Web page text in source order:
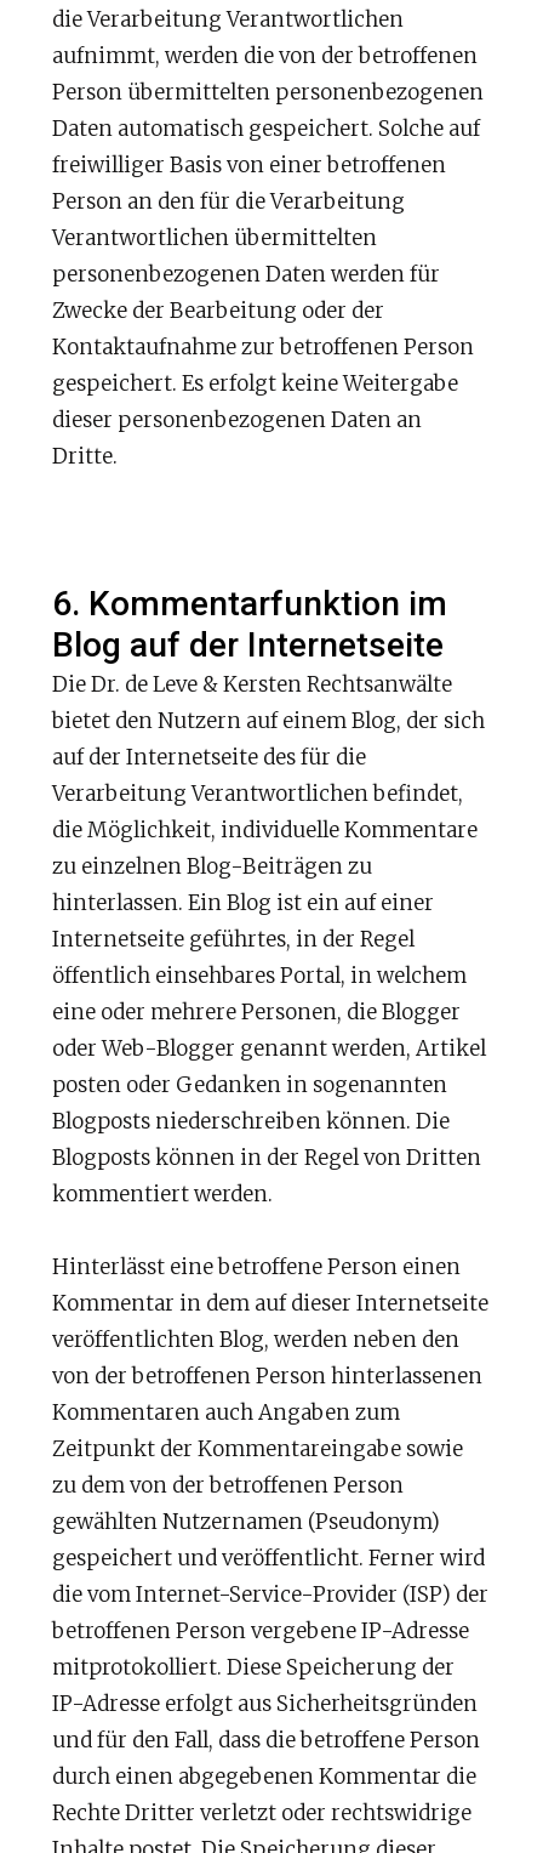
WhatsApp Jetzt Anrufen
die Verarbeitung Verantwortlichen
aufnimmt, werden die von der betroffenen
Person übermittelten personenbezogenen
Daten automatisch gespeichert. Solche auf
freiwilliger Basis von einer betroffenen
Person an den für die Verarbeitung
Verantwortlichen übermittelten
personenbezogenen Daten werden für
Zwecke der Bearbeitung oder der
Kontaktaufnahme zur betroffenen Person
gespeichert. Es erfolgt keine Weitergabe
dieser personenbezogenen Daten an
Dritte.
6. Kommentarfunktion im
Blog auf der Internetseite
Die Dr. de Leve & Kersten Rechtsanwälte
bietet den Nutzern auf einem Blog, der sich
auf der Internetseite des für die
Verarbeitung Verantwortlichen befindet,
die Möglichkeit, individuelle Kommentare
zu einzelnen Blog-Beiträgen zu
hinterlassen. Ein Blog ist ein auf einer
Internetseite geführtes, in der Regel
öffentlich einsehbares Portal, in welchem
eine oder mehrere Personen, die Blogger
oder Web-Blogger genannt werden, Artikel
posten oder Gedanken in sogenannten
Blogposts niederschreiben können. Die
Blogposts können in der Regel von Dritten
kommentiert werden.
Hinterlässt eine betroffene Person einen
Kommentar in dem auf dieser Internetseite
veröffentlichten Blog, werden neben den
von der betroffenen Person hinterlassenen
Kommentaren auch Angaben zum
Zeitpunkt der Kommentareingabe sowie
zu dem von der betroffenen Person
gewählten Nutzernamen (Pseudonym)
gespeichert und veröffentlicht. Ferner wird
die vom Internet-Service-Provider (ISP) der
betroffenen Person vergebene IP-Adresse
mitprotokolliert. Diese Speicherung der
IP-Adresse erfolgt aus Sicherheitsgründen
und für den Fall, dass die betroffene Person
durch einen abgegebenen Kommentar die
Rechte Dritter verletzt oder rechtswidrige